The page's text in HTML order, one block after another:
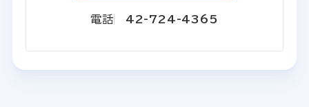
電話 42-724-4365